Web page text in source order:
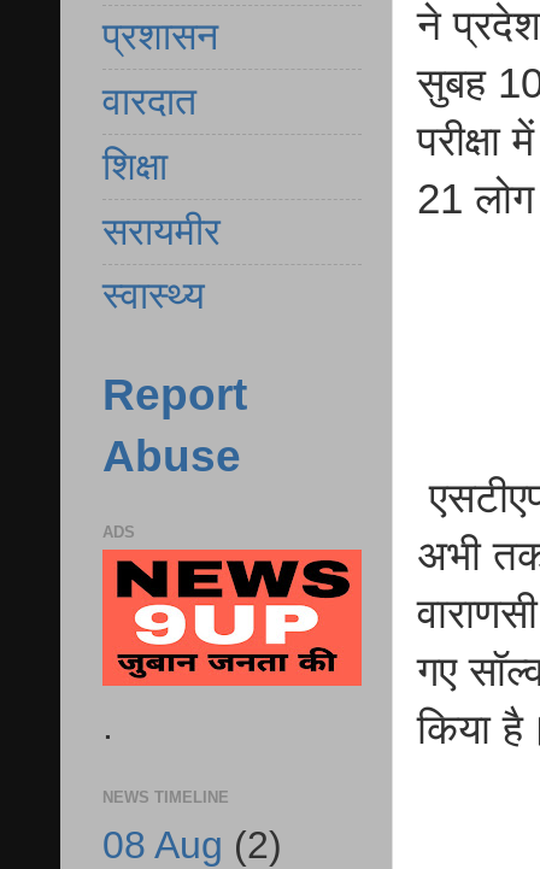
ने प्रदेश
सुबह
21 लोग
अभी
गए
किया
प्रशासन
वारदात
शिक्षा
सरायमीर
स्वास्थ्य
Report
Abuse
ADS
.
NEWS TIMELINE
08 Aug (2)